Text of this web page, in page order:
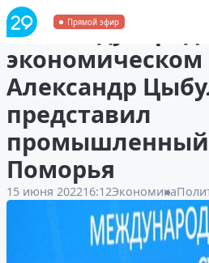
Прямой эфир
На
Александр
представил
промышленный
Поморья
15 июня 202216:12Экономика